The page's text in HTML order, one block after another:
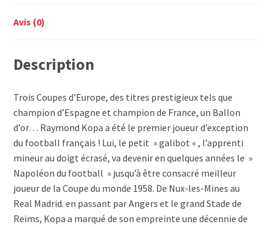
Avis (0)
Description
Trois Coupes d’Europe, des titres prestigieux tels que
champion d’Espagne et champion de France, un Ballon
d’or… Raymond Kopa a été le premier joueur d’exception
du football français ! Lui, le petit » galibot « , l’apprenti
mineur au doigt écrasé, va devenir en quelques années le »
Napoléon du football » jusqu’à être consacré meilleur
joueur de la Coupe du monde 1958. De Nux-les-Mines au
Real Madrid. en passant par Angers et le grand Stade de
Reims, Kopa a marqué de son empreinte une décennie de